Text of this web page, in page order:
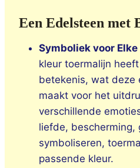
Een Edelsteen met
Symboliek voor
kleur toermalijn
betekenis, wat deze
maakt voor het
verschillende
liefde, bescherming,
symboliseren,
passende kleur.